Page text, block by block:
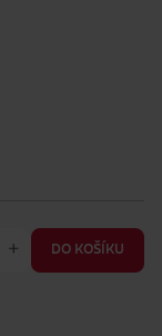
+ DO KOŠÍKU